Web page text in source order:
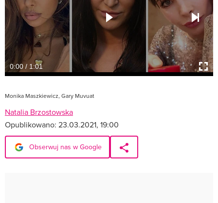
0:00 / 1:01
Monika Maszkiewicz, Gary Muvuat
Natalia Brzostowska
Opublikowano: 23.03.2021, 19:00
Obserwuj nas w Google